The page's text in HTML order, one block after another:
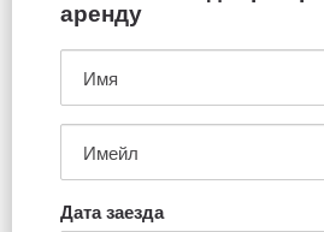
аренду
Дата заезда